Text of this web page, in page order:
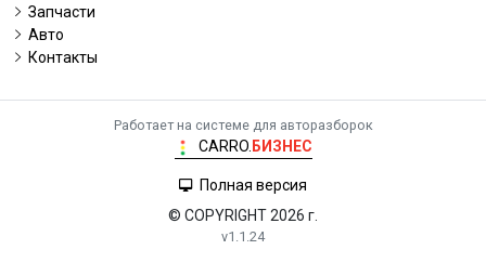
Запчасти
Авто
Контакты
Работает на системе для авторазборок
CARRO. БИЗНЕС
Полная версия
© COPYRIGHT 2026 г.
v1.1.24